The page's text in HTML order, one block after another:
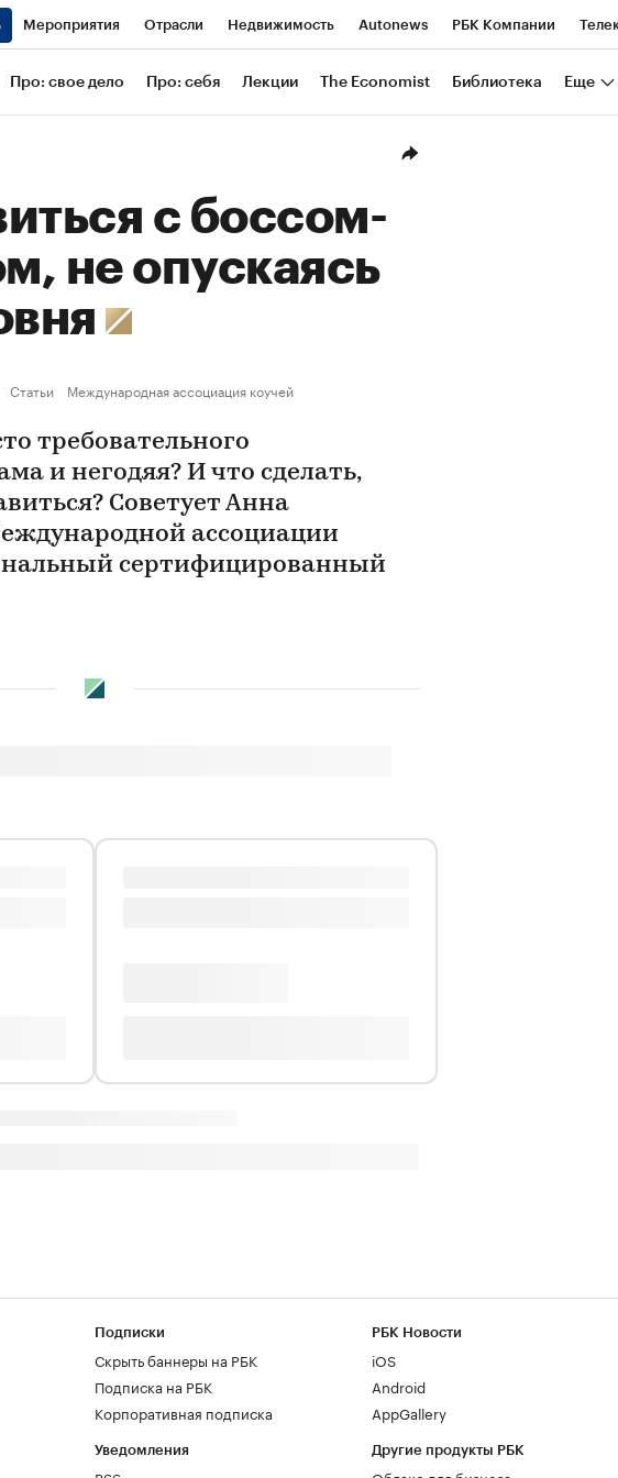
Мероприятия Отрасли Недвижимость Autonews РБК Компании
РБК Life Тренды Визионеры Национальные проекты
Про: свое дело Про: себя Лекции The Economist Библиотека Еще
с боссом-
не опускаясь
Статьи Международная ассоциация коучей
требовательного
и негодяя? И что сделать,
Советует Анна
ассоциации
сертифицированный
Подписки
Скрыть баннеры на РБК
Подписка на РБК
Корпоративная подписка
Уведомления
РБК Новости
iOS
Android
AppGallery
Другие продукты РБК